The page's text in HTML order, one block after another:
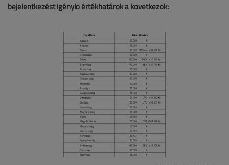
bejelentkezést igénylő értékhatárok a következők: